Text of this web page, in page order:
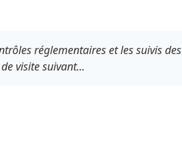
réglementaires et les suivis des
visite suivant...